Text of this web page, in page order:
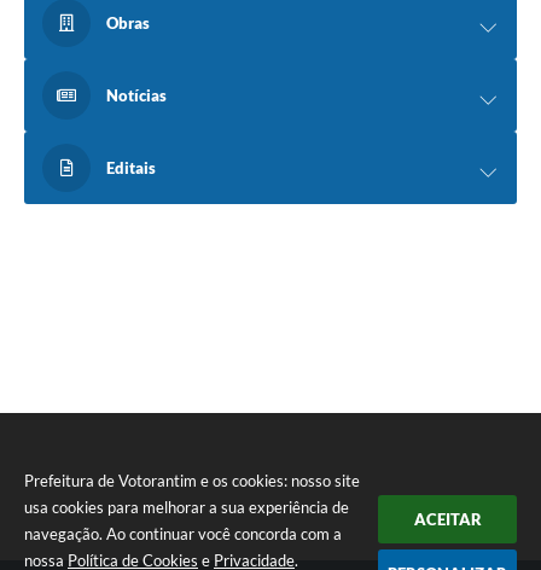
Prefeitura de Votorantim e os cookies: nosso site
usa cookies para melhorar a sua experiência de
navegação. Ao continuar você concorda com a
nossa Política de Cookies e Privacidade.
ACEITAR
Obras
Notícias
Editais